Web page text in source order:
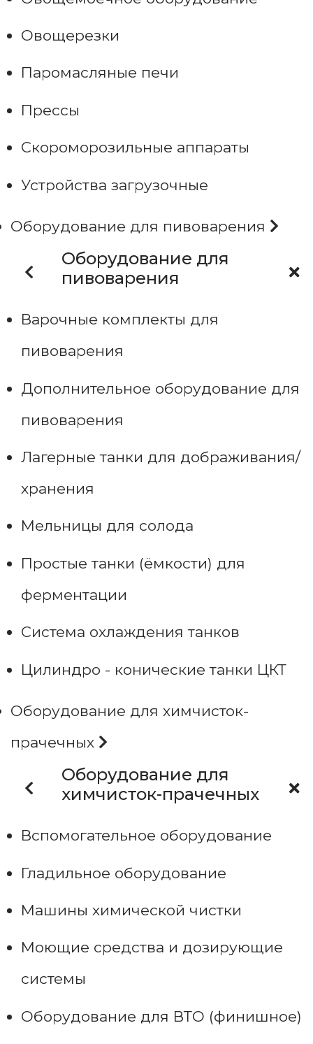
Овощерезки
Паромасляные печи
Прессы
Скороморозильные аппараты
Устройства загрузочные
Оборудование для пивоварения
Оборудование для
пивоварения
Варочные комплекты для
пивоварения
Дополнительное оборудование для
пивоварения
Лагерные танки для дображивания/
хранения
Мельницы для солода
Простые танки (ёмкости) для
ферментации
Система охлаждения танков
Цилиндро - конические танки ЦКТ
Оборудование для химчисток-
прачечных
Оборудование для
химчисток-прачечных
Вспомогательное оборудование
Гладильное оборудование
Машины химической чистки
Моющие средства и дозирующие
системы
Оборудование для ВТО (финишное)